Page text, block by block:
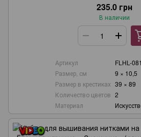
235.0 грн
В наличии
Артикул
FLHL-081
Размер, см
9 × 10,5
Размер в крестиках 39 × 89
Количество цветов 2
Материал